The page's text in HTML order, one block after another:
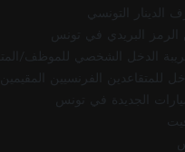
الدينار التونسي
الرمز البريدي في تونس
الدخل الشخصي للموظف/
للمتقاعدين الفرنسيين
الجديدة في تونس